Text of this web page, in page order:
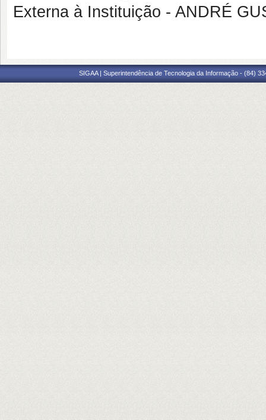
Externa à Instituição - ANDRÉ
SIGAA | Superintendência de Tecnologia da Informação - (84)